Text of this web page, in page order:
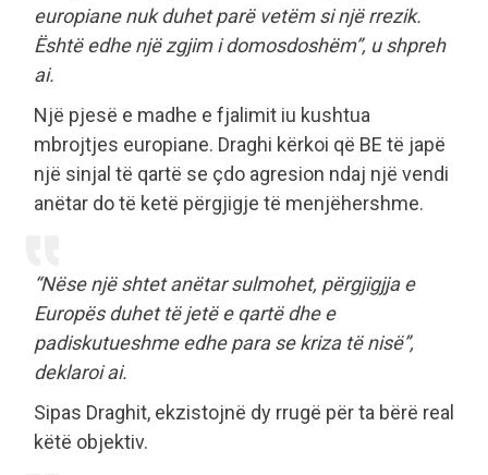
europiane nuk duhet parë vetëm si një rrezik.
Është edhe një zgjim i domosdoshëm”, u shpreh
ai.
Një pjesë e madhe e fjalimit iu kushtua
mbrojtjes europiane. Draghi kërkoi që BE të japë
një sinjal të qartë se çdo agresion ndaj një vendi
anëtar do të ketë përgjigje të menjëhershme.
“Nëse një shtet anëtar sulmohet, përgjigjja e
Europës duhet të jetë e qartë dhe e
padiskutueshme edhe para se kriza të nisë”,
deklaroi ai.
Sipas Draghit, ekzistojnë dy rrugë për ta bërë real
këtë objektiv.